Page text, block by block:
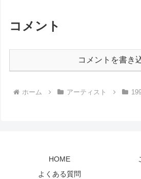
コメント
コメントを書き
ホーム アーティスト
HOME
よくある質問